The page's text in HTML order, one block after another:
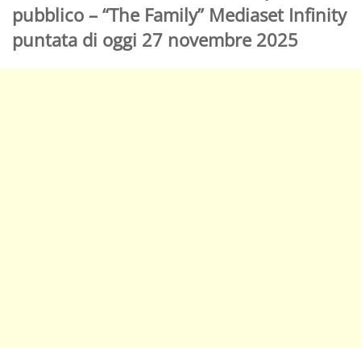
pubblico – “The Family” Mediaset Infinity
puntata di oggi 27 novembre 2025